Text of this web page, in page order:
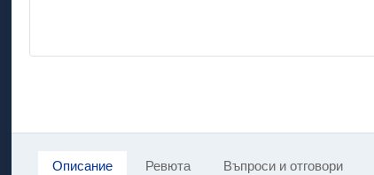
Описание Ревюта Въпроси и отговори